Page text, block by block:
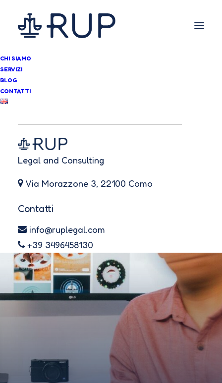
CHI SIAMO
SERVIZI
BLOG
CONTATTI
Legal and Consulting
Via Morazzone 3, 22100 Como
Contatti
info@ruplegal.com
+39 3496458130